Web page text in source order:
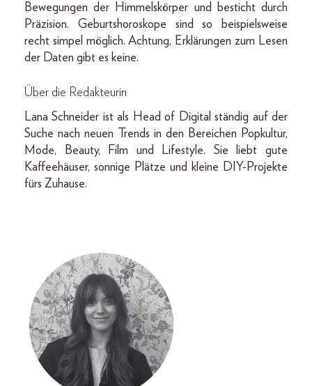
Bewegungen der Himmelskörper und besticht durch
Präzision. Geburtshoroskope sind so beispielsweise
recht simpel möglich. Achtung, Erklärungen zum Lesen
der Daten gibt es keine.
Über die Redakteurin
Lana Schneider ist als Head of Digital ständig auf der
Suche nach neuen Trends in den Bereichen Popkultur,
Mode, Beauty, Film und Lifestyle. Sie liebt gute
Kaffeehäuser, sonnige Plätze und kleine DIY-Projekte
fürs Zuhause.